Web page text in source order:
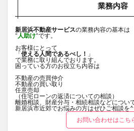
業務内容
新居浜不動産サービスの業務内容の基本は
”人助け”です。
お客様にとって
「使える人間であるべし！ 」
で業務に取り組んでおります。
困っている方のお役立ち内容は
不動産の売買仲介
不動産の買い取り
任意売却
（住宅ローンの返済についての相談）
離婚相談、財産分与・相続相談などについ
新居浜市近郊でお悩みの方はぜひご相談を
お問い合わせはこち